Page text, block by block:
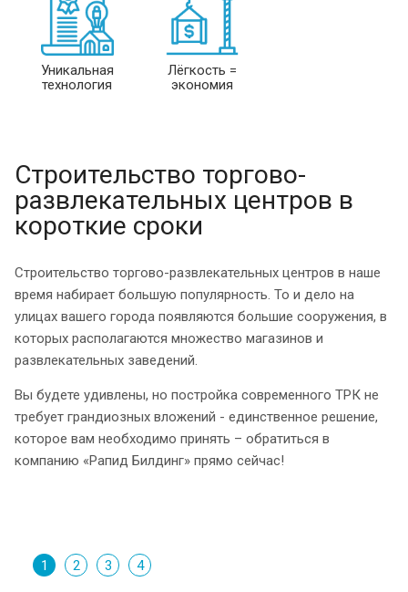
Уникальная
технология
Лёгкость =
экономия
Строительство торгово-
развлекательных центров в
короткие сроки
Строительство торгово-развлекательных центров в наше
время набирает большую популярность. То и дело на
улицах вашего города появляются большие сооружения, в
которых располагаются множество магазинов и
развлекательных заведений.
Вы будете удивлены, но постройка современного ТРК не
требует грандиозных вложений - единственное решение,
которое вам необходимо принять – обратиться в
компанию «Рапид Билдинг» прямо сейчас!
1 2 3 4